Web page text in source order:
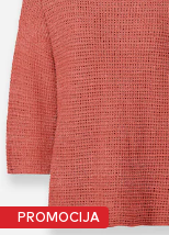
PROMOCIJA